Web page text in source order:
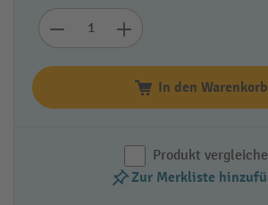
In den Warenkorb
Produkt
Zur Merkliste